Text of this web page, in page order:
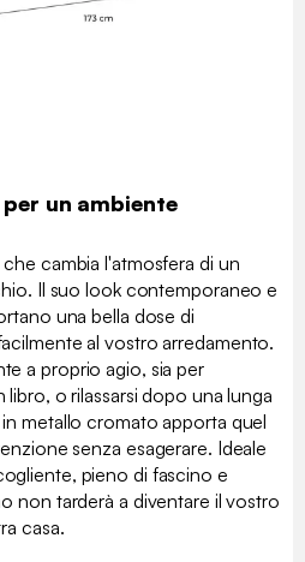
un ambiente
cambia l'atmosfera di un
Il suo look contemporaneo e
una bella dose di
al vostro arredamento.
a proprio agio, sia per
o rilassarsi dopo una lunga
metallo cromato apporta quel
senza esagerare. Ideale
pieno di fascino e
non tarderà a diventare il vostro
casa.